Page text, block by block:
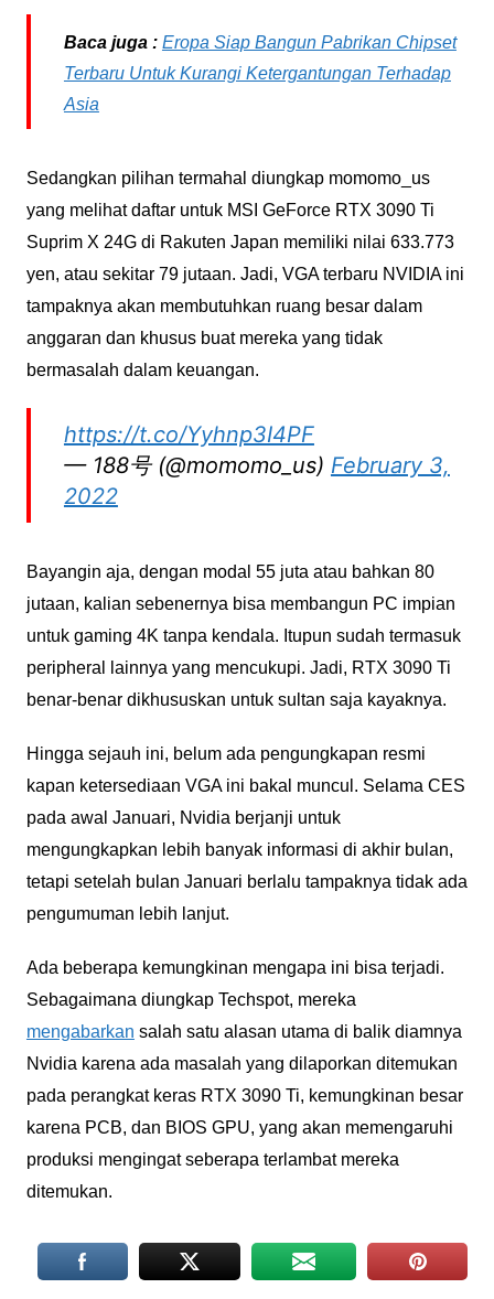
Baca juga : Eropa Siap Bangun Pabrikan Chipset
Terbaru Untuk Kurangi Ketergantungan Terhadap
Asia
Sedangkan pilihan termahal diungkap momomo_us
yang melihat daftar untuk MSI GeForce RTX 3090 Ti
Suprim X 24G di Rakuten Japan memiliki nilai 633.773
yen, atau sekitar 79 jutaan. Jadi, VGA terbaru NVIDIA ini
tampaknya akan membutuhkan ruang besar dalam
anggaran dan khusus buat mereka yang tidak
bermasalah dalam keuangan.
https://t.co/Yyhnp3I4PF
— 188号 (@momomo_us) February 3,
2022
Bayangin aja, dengan modal 55 juta atau bahkan 80
jutaan, kalian sebenernya bisa membangun PC impian
untuk gaming 4K tanpa kendala. Itupun sudah termasuk
peripheral lainnya yang mencukupi. Jadi, RTX 3090 Ti
benar-benar dikhususkan untuk sultan saja kayaknya.
Hingga sejauh ini, belum ada pengungkapan resmi
kapan ketersediaan VGA ini bakal muncul. Selama CES
pada awal Januari, Nvidia berjanji untuk
mengungkapkan lebih banyak informasi di akhir bulan,
tetapi setelah bulan Januari berlalu tampaknya tidak ada
pengumuman lebih lanjut.
Ada beberapa kemungkinan mengapa ini bisa terjadi.
Sebagaimana diungkap Techspot, mereka
mengabarkan salah satu alasan utama di balik diamnya
Nvidia karena ada masalah yang dilaporkan ditemukan
pada perangkat keras RTX 3090 Ti, kemungkinan besar
karena PCB, dan BIOS GPU, yang akan memengaruhi
produksi mengingat seberapa terlambat mereka
ditemukan.